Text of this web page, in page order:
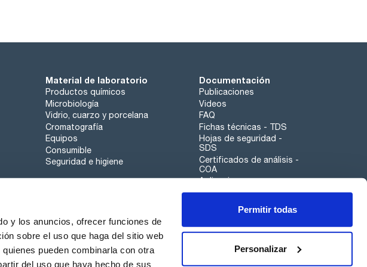
y los anuncios, ofrecer funciones de
sobre el uso que haga del sitio web
pueden combinarla con otra
del uso que haya hecho de sus
Permitir todas
Personalizar
Material de laboratorio
Productos químicos
Microbiología
Vidrio, cuarzo y porcelana
Cromatografía
Equipos
Consumible
Seguridad e higiene
Documentación
Publicaciones
Videos
FAQ
Fichas técnicas - TDS
Hojas de seguridad -
SDS
Certificados de análisis -
COA
Aplicaciones
Tabla Periódica
Canal de denuncias
Trabaja con nosotros